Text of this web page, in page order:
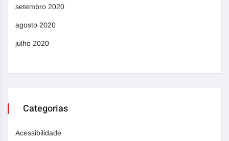
setembro 2020
agosto 2020
julho 2020
Categorias
Acessibilidade